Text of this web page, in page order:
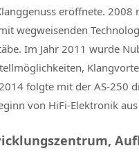
eröffnete. 2008
wegweisenden
Im Jahr 2011 wurde
folgte mit der AS-250
von HiFi-Elektronik